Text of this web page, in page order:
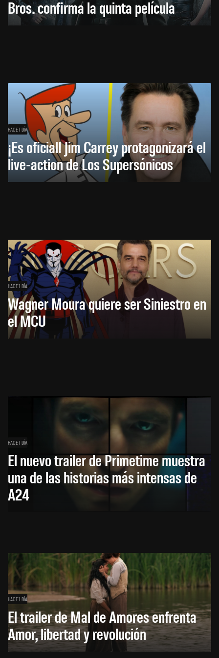
Bros. confirma la quinta película
HACE 1 DÍA
¡Es oficial! Jim Carrey protagonizará el
live-action de Los Supersónicos
HACE 1 DÍA
Wagner Moura quiere ser Siniestro en
el MCU
HACE 1 DÍA
El nuevo trailer de Primetime muestra
una de las historias más intensas de
A24
HACE 1 DÍA
El trailer de Mal de Amores enfrenta
Amor, libertad y revolución